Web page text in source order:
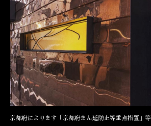
京都府によります「京都府まん延防止等重点措置」等